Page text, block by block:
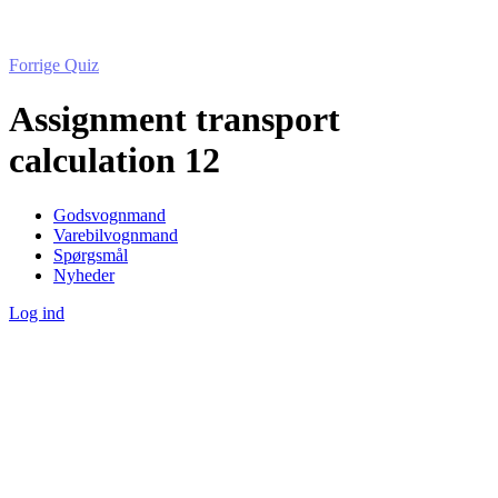
Forrige Quiz
Assignment transport
calculation 12
Godsvognmand
Varebilvognmand
Spørgsmål
Nyheder
Log ind